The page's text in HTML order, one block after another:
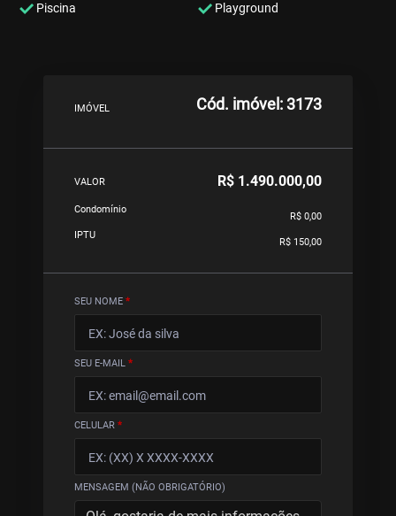
Piscina Playground
IMÓVEL Cód. imóvel: 3173
VALOR R$ 1.490.000,00
Condomínio
R$ 0,00
IPTU
R$ 150,00
SEU NOME *
SEU E-MAIL *
CELULAR *
MENSAGEM (NÃO OBRIGATÓRIO)